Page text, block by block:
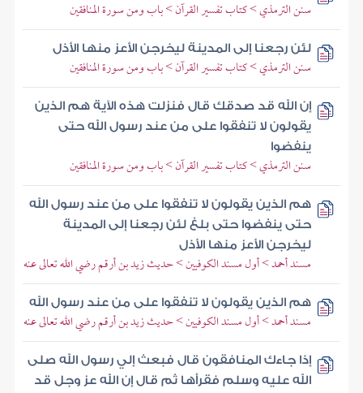
سنن الترمذي > كتاب تفسير القرآن > باب ومن سورة المنافقين
لئن رجعنا إلى المدينة ليخرجن الأعز منها الأذل
سنن الترمذي > كتاب تفسير القرآن > باب ومن سورة المنافقين
إن الله قد صدقك قال فنزلت هذه الآية هم الذين
يقولون لا تنفقوا على من عند رسول الله حتى
ينفضوا
سنن الترمذي > كتاب تفسير القرآن > باب ومن سورة المنافقين
هم الذين يقولون لا تنفقوا على من عند رسول الله
حتى ينفضوا حتى بلغ لئن رجعنا إلى المدينة
ليخرجن الأعز منها الأذل
مسند أحمد > أول مسند الكوفيين > حديث زيد بن أرقم رضي الله تعالى عنه
هم الذين يقولون لا تنفقوا على من عند رسول الله
مسند أحمد > أول مسند الكوفيين > حديث زيد بن أرقم رضي الله تعالى عنه
إذا جاءك المنافقون قال فبعث إلي رسول الله صلى
الله عليه وسلم فقرأها ثم قال إن الله عز وجل قد